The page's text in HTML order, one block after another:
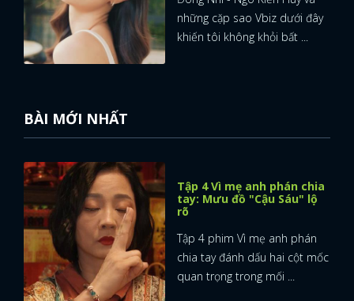
những cặp sao Vbiz dưới đây
khiến tôi không khỏi bất ...
BÀI MỚI NHẤT
Tập 4 Vì mẹ anh phán chia
tay: Mưu đồ "Cậu Sáu" lộ
rõ
Tập 4 phim Vì mẹ anh phán
chia tay đánh dấu hai cột mốc
quan trọng trong mối ...